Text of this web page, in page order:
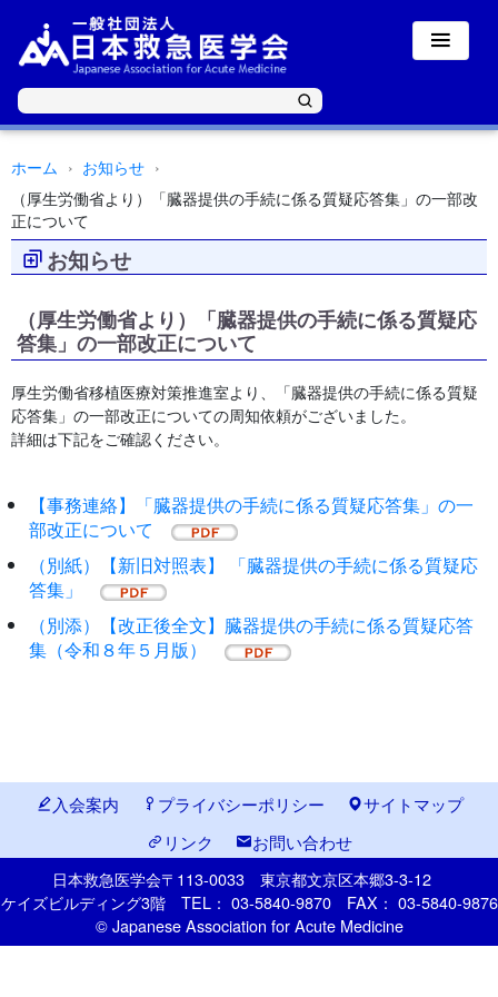
ホーム
お知らせ
（厚生労働省より）「臓器提供の手続に係る質疑応答集」の一部改
正について
お知らせ
（厚生労働省より）「臓器提供の手続に係る質疑応
答集」の一部改正について
厚生労働省移植医療対策推進室より、「臓器提供の手続に係る質疑
応答集」の一部改正についての周知依頼がございました。
詳細は下記をご確認ください。
【事務連絡】「臓器提供の手続に係る質疑応答集」の一
部改正について
（別紙）【新旧対照表】 「臓器提供の手続に係る質疑応
答集」
（別添）【改正後全文】臓器提供の手続に係る質疑応答
集（令和８年５月版）
入会案内 プライバシーポリシー
サイトマップ
リンク
お問い合わせ
日本救急医学会〒113-0033 東京都文京区本郷3-3-12
ケイズビルディング3階 TEL： 03-5840-9870 FAX： 03-5840-9876
© Japanese Association for Acute Medicine